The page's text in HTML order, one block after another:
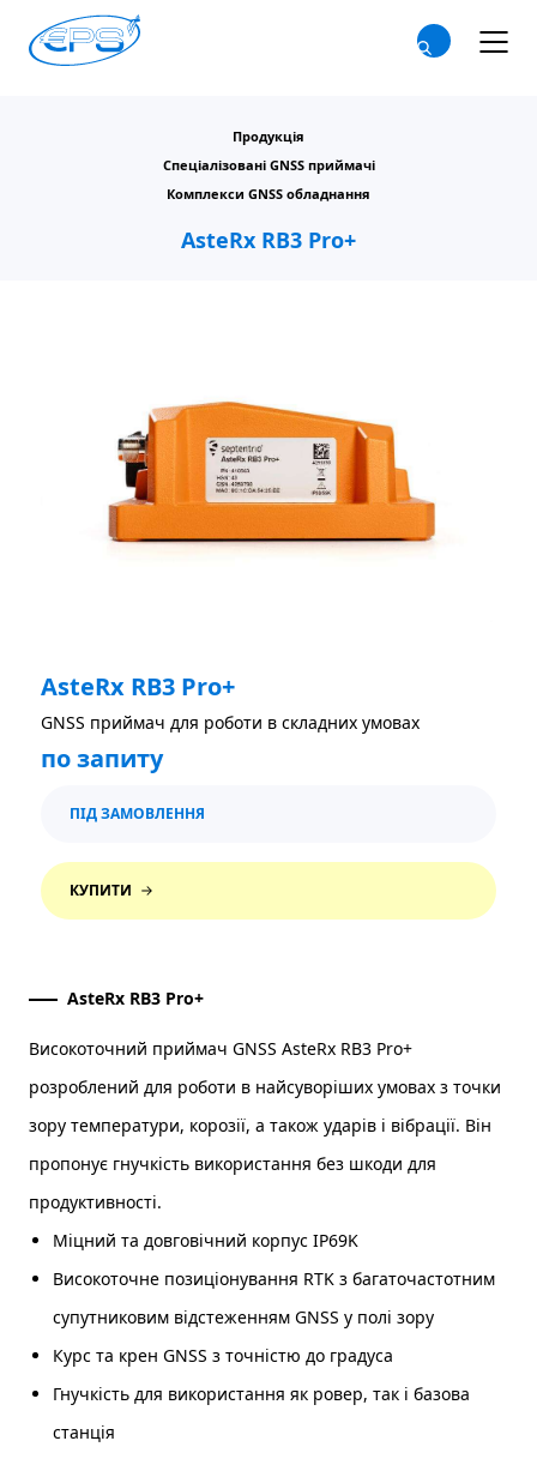
AsteRx RB3 Pro+
Продукція
Спеціалізовані GNSS приймачі
Комплекси GNSS обладнання
AsteRx RB3 Pro+
GNSS приймач для роботи в складних умовах
по запиту
ПІД ЗАМОВЛЕННЯ
КУПИТИ
AsteRx RB3 Pro+
Високоточний приймач GNSS AsteRx RB3 Pro+
розроблений для роботи в найсуворіших умовах з точки
зору температури, корозії, а також ударів і вібрації. Він
пропонує гнучкість використання без шкоди для
продуктивності.
Міцний та довговічний корпус IP69K
Високоточне позиціонування RTK з багаточастотним
супутниковим відстеженням GNSS у полі зору
Курс та крен GNSS з точністю до градуса
Гнучкість для використання як ровер, так і базова
станція